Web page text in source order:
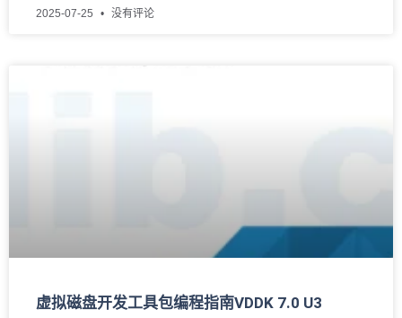
2025-07-25 没有评论
虚拟磁盘开发工具包编程指南VDDK 7.0 U3